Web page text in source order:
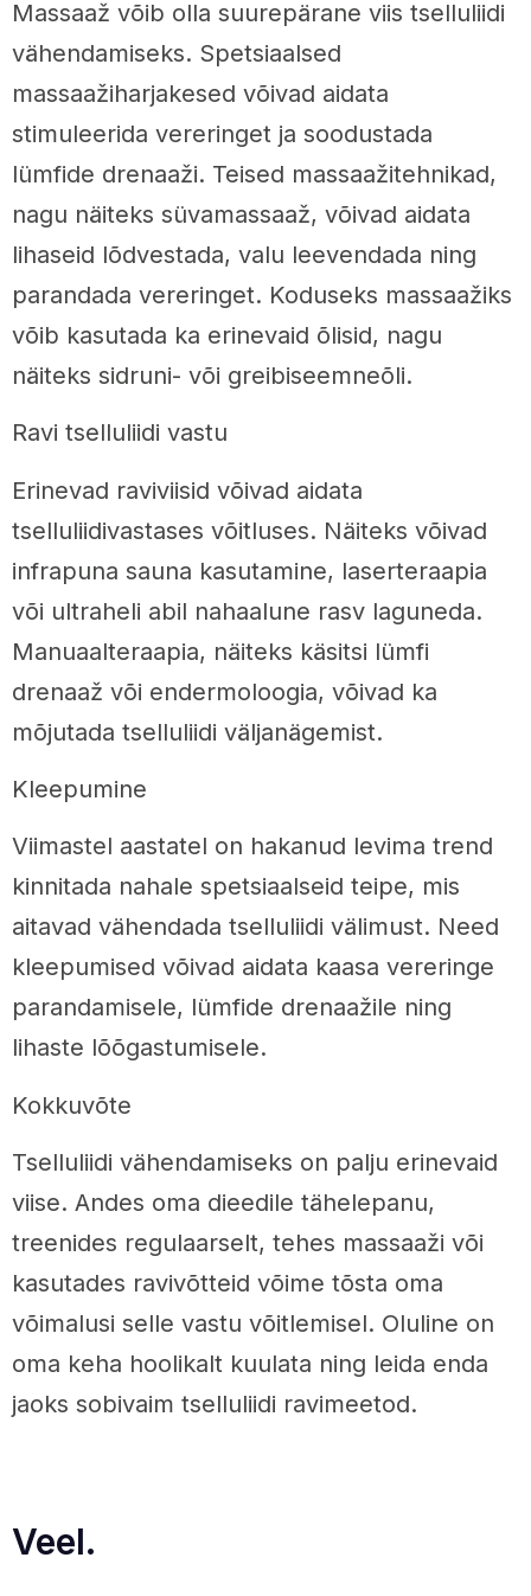
Massaaž võib olla suurepärane viis tselluliidi
vähendamiseks. Spetsiaalsed
massaažiharjakesed võivad aidata
stimuleerida vereringet ja soodustada
lümfide drenaaži. Teised massaažitehnikad,
nagu näiteks süvamassaaž, võivad aidata
lihaseid lõdvestada, valu leevendada ning
parandada vereringet. Koduseks massaažiks
võib kasutada ka erinevaid õlisid, nagu
näiteks sidruni- või greibiseemneõli.
Ravi tselluliidi vastu
Erinevad raviviisid võivad aidata
tselluliidivastases võitluses. Näiteks võivad
infrapuna sauna kasutamine, laserteraapia
või ultraheli abil nahaalune rasv laguneda.
Manuaalteraapia, näiteks käsitsi lümfi
drenaaž või endermoloogia, võivad ka
mõjutada tselluliidi väljanägemist.
Kleepumine
Viimastel aastatel on hakanud levima trend
kinnitada nahale spetsiaalseid teipe, mis
aitavad vähendada tselluliidi välimust. Need
kleepumised võivad aidata kaasa vereringe
parandamisele, lümfide drenaažile ning
lihaste lõõgastumisele.
Kokkuvõte
Tselluliidi vähendamiseks on palju erinevaid
viise. Andes oma dieedile tähelepanu,
treenides regulaarselt, tehes massaaži või
kasutades ravivõtteid võime tõsta oma
võimalusi selle vastu võitlemisel. Oluline on
oma keha hoolikalt kuulata ning leida enda
jaoks sobivaim tselluliidi ravimeetod.
Veel.